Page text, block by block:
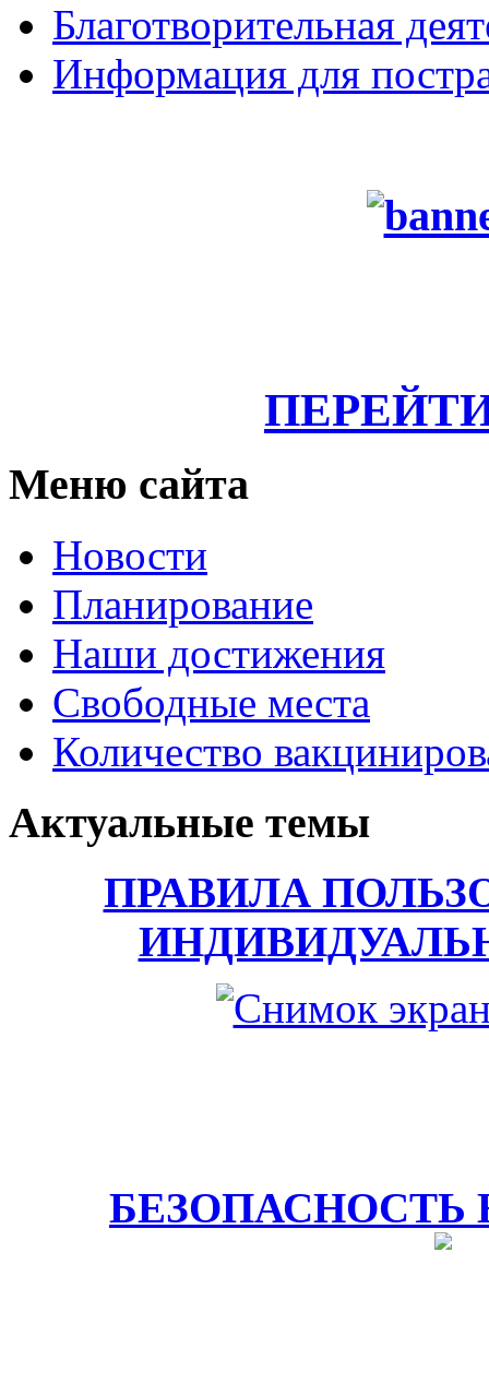
Благотворительная
Информация для
Меню сайта
Новости
Планирование
Наши достижения
Свободные места
Количество
Актуальные темы
ПРАВИЛА
БЕЗОПАСНОСТЬ